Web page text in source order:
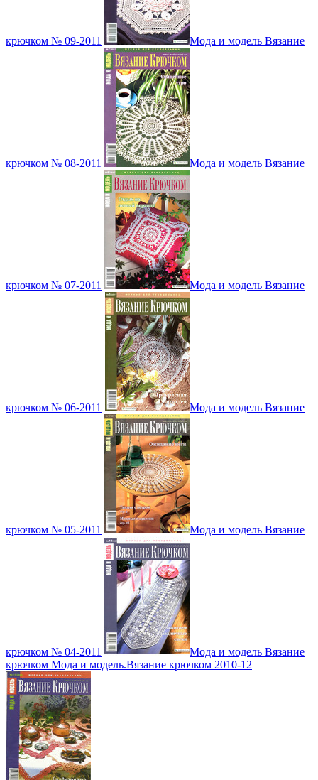
крючком № 09-2011 Мода и модель Вязание
крючком № 08-2011 Мода и модель Вязание
крючком № 07-2011 Мода и модель Вязание
крючком № 06-2011 Мода и модель Вязание
крючком № 05-2011 Мода и модель Вязание
крючком № 04-2011
Мода и модель Вязание
крючком Мода и модель.Вязание крючком 2010-12